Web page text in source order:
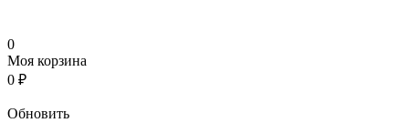
0
Моя корзина
0 ₽
Обновить